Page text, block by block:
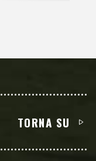
TORNA SU